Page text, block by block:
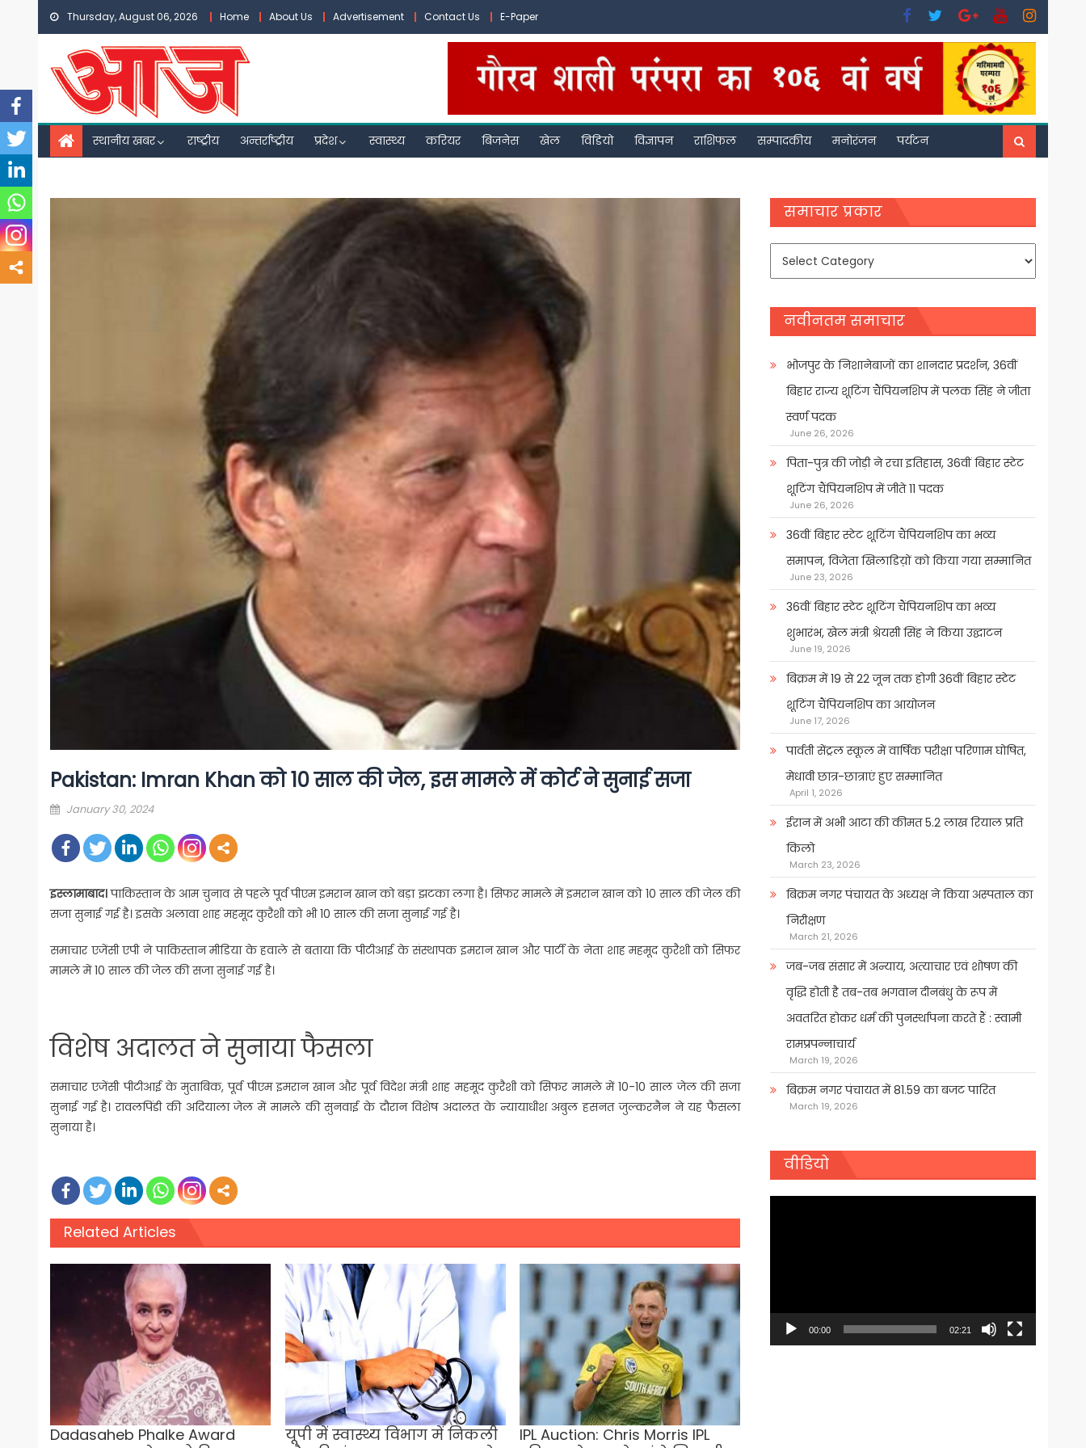
Skip
content
Thursday, August 06, 2026 Home About Us Advertisement Contact Us E-Paper
स्थानीय खबर राष्ट्रीय अन्तर्राष्ट्रीय प्रदेश स्वास्थ्य करियर बिजनेस खेल विडियो विज्ञापन राशिफल सम्पादकीय मनोरंजन पर्यटन
Pakistan: Imran Khan को 10 साल की जेल, इस मामले में कोर्ट ने सुनाई सजा
Posted
January 30, 2024
इस्लामाबाद।पाकिस्तान के आम चुनाव से पहले पूर्व पीएम इमरान खान को बड़ा झटका लगा है। सिफर मामले में इमरान खान को 10 साल की जेल की
सजा सुनाई गई है। इसके अलावा शाह महमूद कुरैशी को भी 10 साल की सजा सुनाई गई है।
समाचार एजेंसी एपी ने पाकिस्तान मीडिया के हवाले से बताया कि पीटीआई के संस्थापक इमरान खान और पार्टी के नेता शाह महमूद कुरैशी को सिफर
मामले में 10 साल की जेल की सजा सुनाई गई है।
विशेष अदालत ने सुनाया फैसला
समाचार एजेंसी पीटीआई के मुताबिक, पूर्व पीएम इमरान खान और पूर्व विदेश मंत्री शाह महमूद कुरैशी को सिफर मामले में 10-10 साल जेल की सजा
सुनाई गई है। रावलपिंडी की अदियाला जेल में मामले की सुनवाई के दौरान विशेष अदालत के न्यायाधीश अबुल हसनत जुल्करनैन ने यह फैसला
सुनाया है।
Related Articles
Dadasaheb Phalke Award
यूपी में स्वास्थ्य विभाग में निकली
IPL Auction: Chris Morris IPL
समाचार प्रकार
समाचार
नवीनतम समाचार
भोजपुर के निशानेबाजों का शानदार प्रदर्शन, 36वीं
बिहार राज्य शूटिंग चैंपियनशिप में पलक सिंह ने जीता
स्वर्ण पदक
June 26, 2026
पिता-पुत्र की जोड़ी ने रचा इतिहास, 36वीं बिहार स्टेट
शूटिंग चैंपियनशिप में जीते 11 पदक
June 26, 2026
36वीं बिहार स्टेट शूटिंग चैंपियनशिप का भव्य
समापन, विजेता खिलाडिय़ों को किया गया सम्मानित
June 23, 2026
36वीं बिहार स्टेट शूटिंग चैंपियनशिप का भव्य
शुभारंभ, खेल मंत्री श्रेयसी सिंह ने किया उद्घाटन
June 19, 2026
बिक्रम में 19 से 22 जून तक होगी 36वीं बिहार स्टेट
शूटिंग चैंपियनशिप का आयोजन
June 17, 2026
पार्वती सेंट्रल स्कूल में वार्षिक परीक्षा परिणाम घोषित,
मेधावी छात्र-छात्राएं हुए सम्मानित
April 1, 2026
ईरान में अभी आटा की कीमत 5.2 लाख रियाल प्रति
किलो
March 23, 2026
बिक्रम नगर पंचायत के अध्यक्ष ने किया अस्पताल का
निरीक्षण
March 21, 2026
जब-जब संसार में अन्याय, अत्याचार एवं शोषण की
वृद्धि होती है तब-तब भगवान दीनबंधु के रूप में
अवतरित होकर धर्म की पुनर्स्थापना करते हैं : स्वामी
रामप्रपन्नाचार्य
March 19, 2026
बिक्रम नगर पंचायत में 81.59 का बजट पारित
March 19, 2026
वीडियो
00:00 02:21